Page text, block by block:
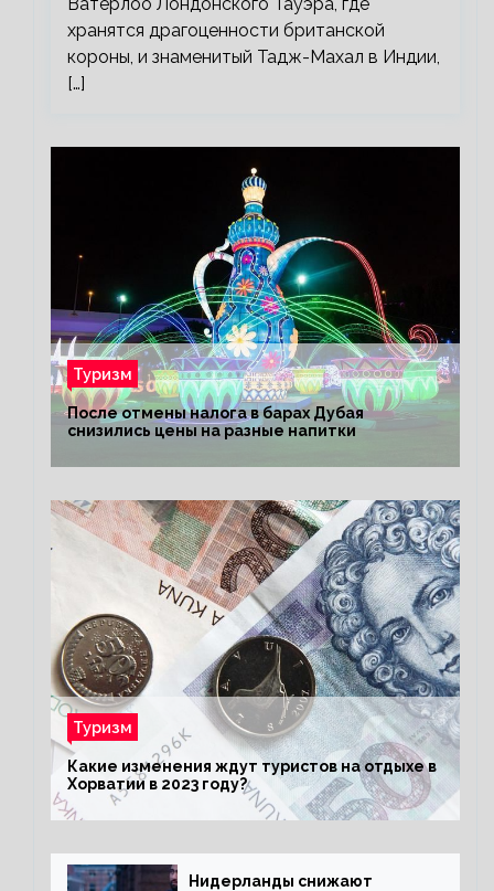
хранятся драгоценности британской
короны, и знаменитый Тадж-Махал в Индии,
[…]
Туризм
После отмены налога в барах Дубая
снизились цены на разные напитки
Туризм
Какие изменения ждут туристов на отдыхе в
Хорватии в 2023 году?
Нидерланды снижают